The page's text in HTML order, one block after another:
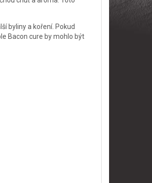
byliny a koření. Pokud
Bacon cure by mohlo být